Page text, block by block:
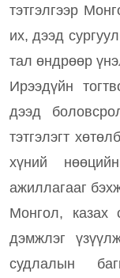
тэтгэлгээр
их, дээд
тал өндрөөр
Ирээдүйн
дээд
тэтгэлэгт
хүний
ажиллагааг
Монгол, казах
дэмжлэг
судлалын